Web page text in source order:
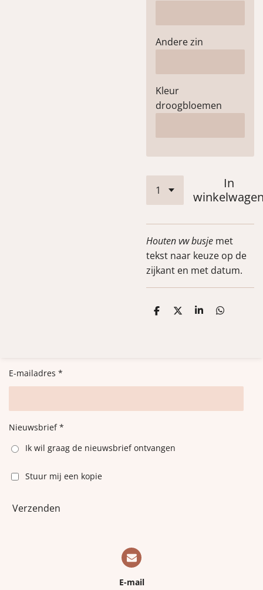
Andere zin
Kleur
droogbloemen
In
Houten vw busje met
tekst naar keuze op de
zijkant en met datum.
D
D
S
D
E-mailadres *
Nieuwsbrief *
Ik wil graag de nieuwsbrief ontvangen
Stuur mij een kopie
Verzenden
E-mail